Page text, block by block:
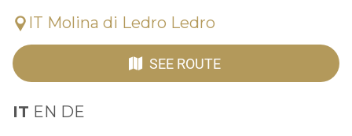
IT Molina di Ledro Ledro
SEE ROUTE
IT EN DE